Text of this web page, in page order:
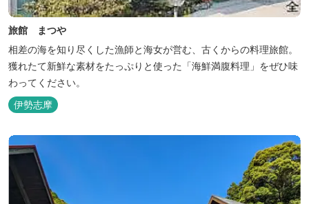
旅館 まつや
相差の海を知り尽くした漁師と海女が営む、古くからの料理旅館。
獲れたて新鮮な素材をたっぷりと使った「海鮮満腹料理」をぜひ味
わってください。
伊勢志摩